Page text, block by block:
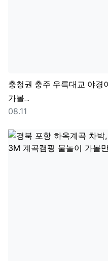
충청권 충주 우륵대교 야경
가볼…
등록일
08.11